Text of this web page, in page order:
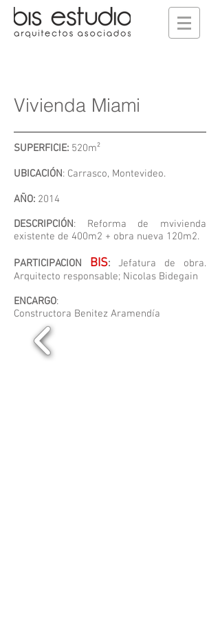
SUPERFICIE: 520m²
UBICACIÓN: Carrasco, Montevideo.​
AÑO: 2014
DESCRIPCIÓN: Reforma de mvivienda
existente de 400m2 + obra nueva 120m2.
PARTICIPACION BIS: Jefatura de obra.
Arquitecto responsable; Nicolas Bidegain
ENCARGO:
Constructora Benitez Aramendía
Vivienda Miami